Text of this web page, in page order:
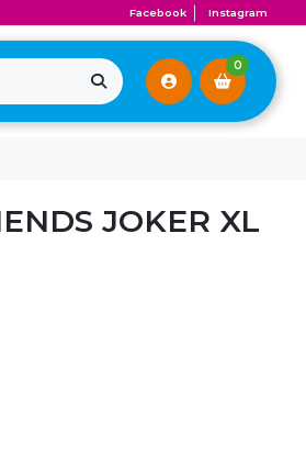
Facebook Instagram
0
JOKER XL